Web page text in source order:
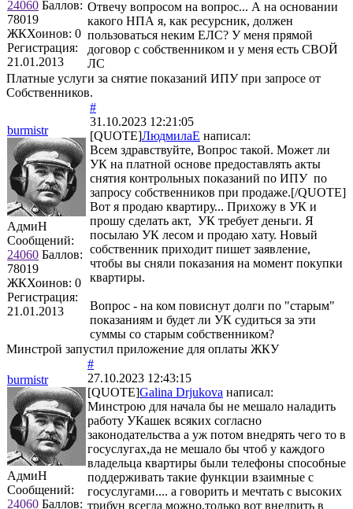
24060 Баллов:
78019
ЖКХоинов: 0
Регистрация:
21.01.2013
Отвечу вопросом на вопрос... А на основании
какого НПА я, как ресурсник, должен
пользоваться неким ЕЛС? У меня прямой
договор с собственником и у меня есть СВОЙ
ЛС
Платные услуги за снятие показаний ИПУ при запросе от
Собственников.
burmistr
АдмиН
Сообщений:
24060 Баллов:
78019
ЖКХоинов: 0
Регистрация:
21.01.2013
#
31.10.2023 12:21:05
[QUOTE]ЛюдмилаЕ написал:
Всем здравствуйте, Вопрос такой. Может ли
УК на платной основе предоставлять акты
снятия контрольных показаний по ИПУ по
запросу собственников при продаже.[/QUOTE]
Вот я продаю квартиру... Прихожу в УК и
прошу сделать акт, УК требует деньги. Я
посылаю УК лесом и продаю хату. Новый
собственник приходит пишет заявление,
чтобы вы сняли показания на момент покупки
квартиры.
Вопрос - на ком повиснут долги по "старым"
показаниям и будет ли УК судиться за эти
суммы со старым собственником?
Минстрой запустил приложение для оплаты ЖКУ
burmistr
АдмиН
Сообщений:
24060 Баллов:
#
27.10.2023 12:43:15
[QUOTE]Galina Drjukova написал:
Минстрою для начала бы не мешало наладить
работу УКашек всяких согласно
законодательства а уж потом внедрять чего то в
госуслугах,да не мешало бы чтоб у каждого
владельца квартиры были телефоны способные
поддерживать такие функции взаимные с
госуслугами.... а говорить и мечтать с высоких
трибун всегда можно,только вот внедрить в